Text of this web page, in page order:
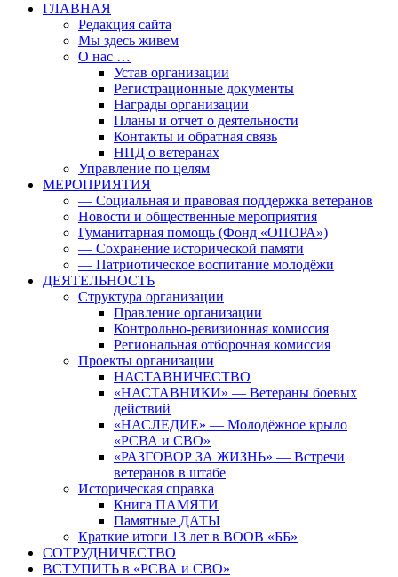
ГЛАВНАЯ
Редакция сайта
Мы здесь живем
О нас …
Устав организации
Регистрационные документы
Награды организации
Планы и отчет о деятельности
Контакты и обратная связь
НПД о ветеранах
Управление по целям
МЕРОПРИЯТИЯ
— Социальная и правовая поддержка ветеранов
Новости и общественные мероприятия
Гуманитарная помощь (Фонд «ОПОРА»)
— Сохранение исторической памяти
— Патриотическое воспитание молодёжи
ДЕЯТЕЛЬНОСТЬ
Структура организации
Правление организации
Контрольно-ревизионная комиссия
Региональная отборочная комиссия
Проекты организации
НАСТАВНИЧЕСТВО
«НАСТАВНИКИ» — Ветераны боевых
действий
«НАСЛЕДИЕ» — Молодёжное крыло
«РСВА и СВО»
«РАЗГОВОР ЗА ЖИЗНЬ» — Встречи
ветеранов в штабе
Историческая справка
Книга ПАМЯТИ
Памятные ДАТЫ
Краткие итоги 13 лет в ВООВ «ББ»
СОТРУДНИЧЕСТВО
ВСТУПИТЬ в «РСВА и СВО»